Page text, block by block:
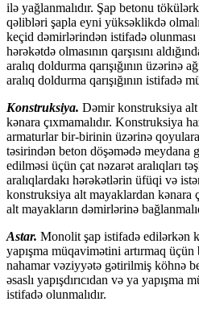
ilə yağlanmalıdır. Şap betonu
qəlibləri şapla eyni yüksəklikdə
keçid dəmirlərindən istifadə
hərəkətdə olmasının qarşısını
aralıq doldurma qarışığının üzərinə
aralıq doldurma qarışığının istifadə
Konstruksiya. Dəmir konstruksiya alt
kənara çıxmamalıdır. Konstruksiya
armaturlar bir-birinin üzərinə
təsirindən beton döşəmədə meydana
edilməsi üçün çat nəzarət aralıqları
aralıqlardakı hərəkətlərin üfüqi və
konstruksiya alt mayaklardan kənara
alt mayakların dəmirlərinə
Astar. Monolit şap istifadə edilərkən
yapışma müqavimətini artırmaq
nahamar vəziyyətə gətirilmiş köhnə
əsaslı yapışdırıcıdan və ya yapışma
istifadə olunmalıdır.